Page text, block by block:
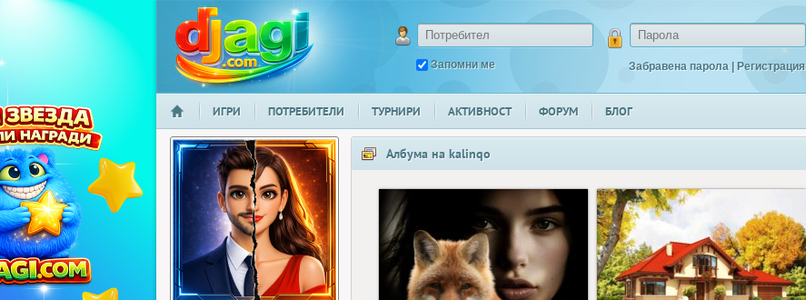
djagi.com
Запомни ме Забравена парола | Регистрация
НАЧАЛО
ИГРИ ПОТРЕБИТЕЛИ ТУРНИРИ АКТИВНОСТ ФОРУМ БЛОГ
Албума на kalinqo